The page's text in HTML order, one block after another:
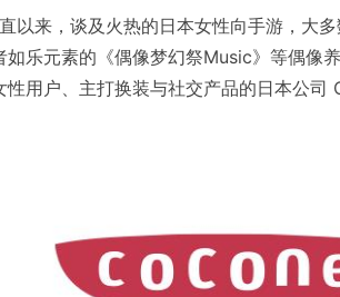
以来，谈及火热的日本女性向手游，大
如乐元素的《偶像梦幻祭Music》等偶像
性用户、主打换装与社交产品的日本公司